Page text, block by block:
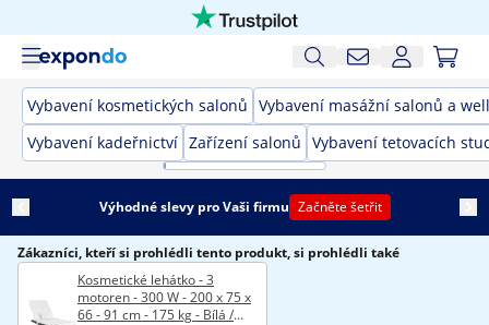
Vybavení kosmetických salonů Vybavení masážní salonů a
Vybavení kadeřnictví Zařízení salonů Vybavení tetovacích
Výhodné slevy pro Vaši firmu Začněte šetřit
Zákazníci, kteří si prohlédli tento produkt, si prohlédli také
Kosmetické lehátko - 3
motoren - 300 W - 200 x 75 x
66 - 91 cm - 175 kg - Bílá /